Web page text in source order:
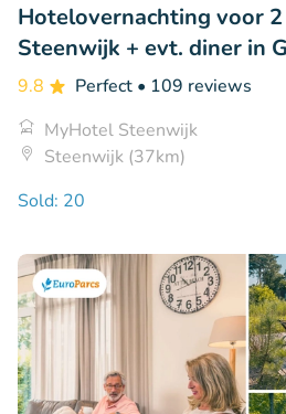
Hotelovernachting voor
Steenwijk + evt. diner in
9.8 Perfect • 109 reviews
MyHotel Steenwijk
Steenwijk (37km)
Sold: 20